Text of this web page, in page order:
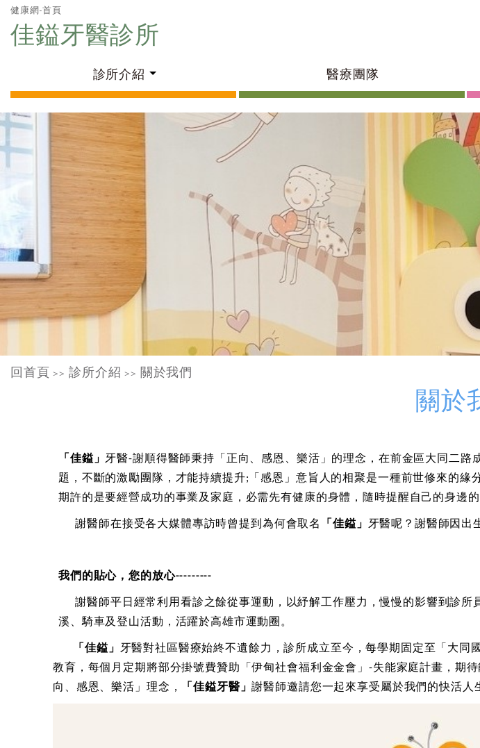
健康網-首頁
佳鎰牙醫診所
診所介紹 醫療團隊
回首頁 >> 診所介紹 >> 關於我們
關於
「佳鎰」 牙醫-謝順得醫師秉持「正向、感恩、樂活」的理念，在前金區大同二
題，不斷的激勵團隊，才能持續提升; 「感恩」意旨人的相聚是一種前世修來的
期許的是要經營成功的事業及家庭，必需先有健康的身體，隨時提醒自己的身邊
謝醫師在接受各大媒體專訪時曾提到為何會取名 「佳鎰」 牙醫呢？謝醫師因出
我們的貼心，您的放心---------
謝醫師平日經常利用看診之餘從事運動，以紓解工作壓力，慢慢的影響到診
溪、騎車及登山活動，活躍於高雄市運動圈。
「佳鎰」
牙醫對社區醫療始終不遺餘力，診所成立至今，每學期固定至「大
教育，每個月定期將部分掛號費贊助「伊甸社會福利金金會」 -失能家庭計畫，期
向、感恩、樂活」理念，
「佳鎰牙醫」謝醫師邀請您一起來享受屬於我們的快活人